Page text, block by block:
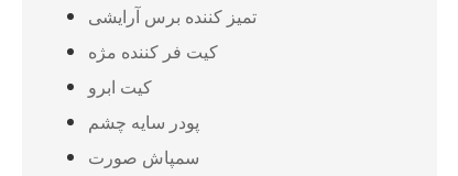
تمیز کننده برس آرایشی
کیت فر کننده مژه
کیت ابرو
پودر سایه چشم
سمپاش صورت